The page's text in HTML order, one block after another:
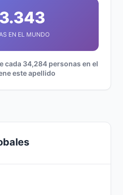
EN EL MUNDO
cada 34,284 personas en el
este apellido